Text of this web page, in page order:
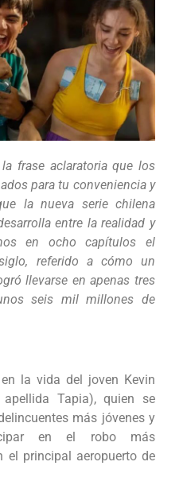
frase aclaratoria que los
para tu conveniencia y
la nueva serie chilena
entre la realidad y
en ocho capítulos el
referido a cómo un
llevarse en apenas tres
seis mil millones de
la vida del joven Kevin
Tapia), quien se
más jóvenes y
en el robo más
el principal aeropuerto de